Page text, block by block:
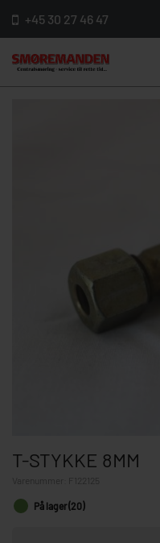
+45 30 27 46 47
T-STYKKE 8MM
F122125
På lager (20)